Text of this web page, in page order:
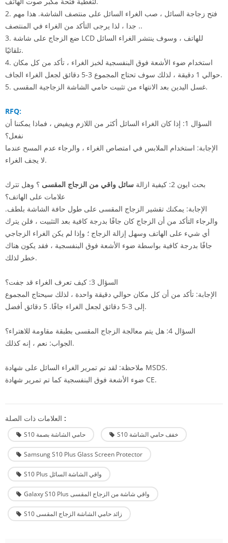
2. فتح زجاجة السائل ، صب الغراء السائل على منتصف الشاشة. هذا مهم
جدا ، لذا يرجى التأكد من الغراء في المنتصف ..
3. ضع الزجاج على شاشة LCD للهاتف ، وسوف ينتشر الغراء السائل
تلقائيًا.
4. استخدام ضوء الأشعة فوق البنفسجية لخبز الغراء ، تأكد من كل مكان
حوالي 1 دقيقة ، لذلك سوف تحتاج المجموع 3-5 دقائق لجعل الغراء الجاف.
5. غسل اليدين بعد الانتهاء من تثبيت حامي الشاشة الزجاجية المقسى.
RFQ:
السؤال 1: إذا كان الغراء السائل أكثر من اللازم ويفيض ، فماذا يمكننا أن
نفعل؟
الإجابة: استخدام الملابس في امتصاص الغراء ، والرجاء عدم المسح عندما
لا يجف الغراء.
بحث ايون 2: كيفية ازالة سائل واقي من الزجاج المقسى ؟ وهل تترك
علامات على الهاتف؟
الإجابة: يمكنك تقشير الزجاج المقسى على طول حافة الشاشة بلطف.
والرجاء التأكد من أن الزجاج كان جافًا بدرجة كافية بعد التثبيت ، فلن يترك
أي شيء على الهاتف وسهل إزالة الزجاج ؛ وإذا لم يكن الغراء الزجاجي
جافًا بدرجة كافية بواسطة ضوء الأشعة فوق البنفسجية ، فقد يكون هناك
خطر لذلك.
السؤال 3: كيف تعرف الغراء قد جفت؟
الإجابة: تأكد من أن كل مكان حوالي دقيقة واحدة ، لذلك سيحتاج المجموع
إلى 3-5 دقائق لجعل الغراء جافًا. 5 دقائق أفضل.
السؤال 4: هل يتم معالجة الزجاج المقسى بطبقة مقاومة للاهتراء؟
الجواب: نعم ، إنه كذلك.
ملاحظة: لقد تم تمرير الغراء السائل على شهادة MSDS.
ضوء الأشعة فوق البنفسجية كما تم تمرير شهادة CE.
العلامات ذات الصلة :
S10 حامي الشاشة بصمة S10 خفف حامي الشاشة
Samsung S10 Plus Glass Screen Protector
S10 Plus واقي الشاشة السائل
Galaxy S10 Plus واقي شاشة من الزجاج المقسى
S10 زائد حامي الشاشة الزجاج المقسى